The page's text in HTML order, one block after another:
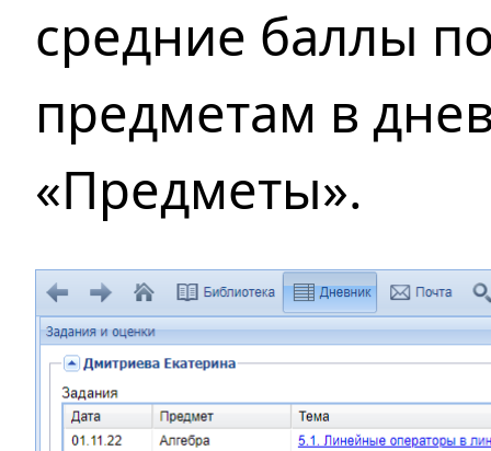
средние баллы
предметам в
«Предметы».